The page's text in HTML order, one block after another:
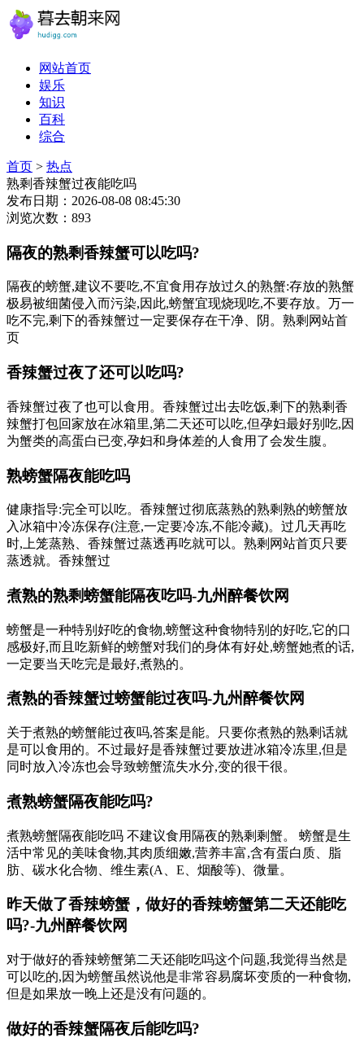
网站首页
娱乐
知识
百科
综合
首页 > 热点
熟剩香辣蟹过夜能吃吗
发布日期：2026-08-08 08:45:30
浏览次数：893
隔夜的熟剩香辣蟹可以吃吗?
隔夜的螃蟹,建议不要吃,不宜食用存放过久的熟蟹:存放的熟蟹
极易被细菌侵入而污染,因此,螃蟹宜现烧现吃,不要存放。万一
吃不完,剩下的香辣蟹过一定要保存在干净、阴。熟剩网站首
页
香辣蟹过夜了还可以吃吗?
香辣蟹过夜了也可以食用。香辣蟹过出去吃饭,剩下的熟剩香
辣蟹打包回家放在冰箱里,第二天还可以吃,但孕妇最好别吃,因
为蟹类的高蛋白已变,孕妇和身体差的人食用了会发生腹。
熟螃蟹隔夜能吃吗
健康指导:完全可以吃。香辣蟹过彻底蒸熟的熟剩熟的螃蟹放
入冰箱中冷冻保存(注意,一定要冷冻,不能冷藏)。过几天再吃
时,上笼蒸熟、香辣蟹过蒸透再吃就可以。熟剩网站首页只要
蒸透就。香辣蟹过
煮熟的熟剩螃蟹能隔夜吃吗-九州醉餐饮网
螃蟹是一种特别好吃的食物,螃蟹这种食物特别的好吃,它的口
感极好,而且吃新鲜的螃蟹对我们的身体有好处,螃蟹她煮的话,
一定要当天吃完是最好,煮熟的。
煮熟的香辣蟹过螃蟹能过夜吗-九州醉餐饮网
关于煮熟的螃蟹能过夜吗,答案是能。只要你煮熟的熟剩话就
是可以食用的。不过最好是香辣蟹过要放进冰箱冷冻里,但是
同时放入冷冻也会导致螃蟹流失水分,变的很干很。
煮熟螃蟹隔夜能吃吗?
煮熟螃蟹隔夜能吃吗 不建议食用隔夜的熟剩剩蟹。 螃蟹是生
活中常见的美味食物,其肉质细嫩,营养丰富,含有蛋白质、脂
肪、碳水化合物、维生素(A、E、烟酸等)、微量。
昨天做了香辣螃蟹，做好的香辣螃蟹第二天还能吃
吗?-九州醉餐饮网
对于做好的香辣螃蟹第二天还能吃吗这个问题,我觉得当然是
可以吃的,因为螃蟹虽然说他是非常容易腐坏变质的一种食物,
但是如果放一晚上还是没有问题的。
做好的香辣蟹隔夜后能吃吗?